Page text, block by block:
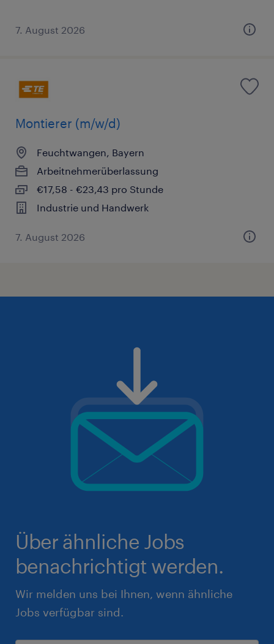
7. August 2026
Montierer (m/w/d)
Feuchtwangen, Bayern
Arbeitnehmerüberlassung
€17,58 - €23,43 pro Stunde
Industrie und Handwerk
7. August 2026
Über ähnliche Jobs
benachrichtigt werden.
Wir melden uns bei Ihnen, wenn ähnliche
Jobs verfügbar sind.